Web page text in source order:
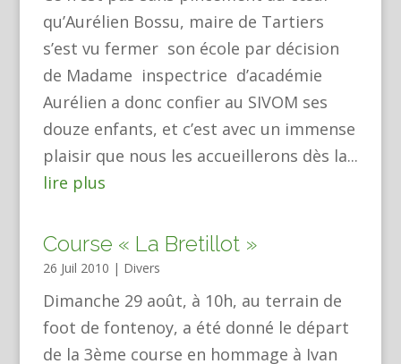
qu’Aurélien Bossu, maire de Tartiers
s’est vu fermer son école par décision
de Madame inspectrice d’académie
Aurélien a donc confier au SIVOM ses
douze enfants, et c’est avec un immense
plaisir que nous les accueillerons dès la...
lire plus
Course « La Bretillot »
26 Juil 2010 | Divers
Dimanche 29 août, à 10h, au terrain de
foot de fontenoy, a été donné le départ
de la 3ème course en hommage à Ivan